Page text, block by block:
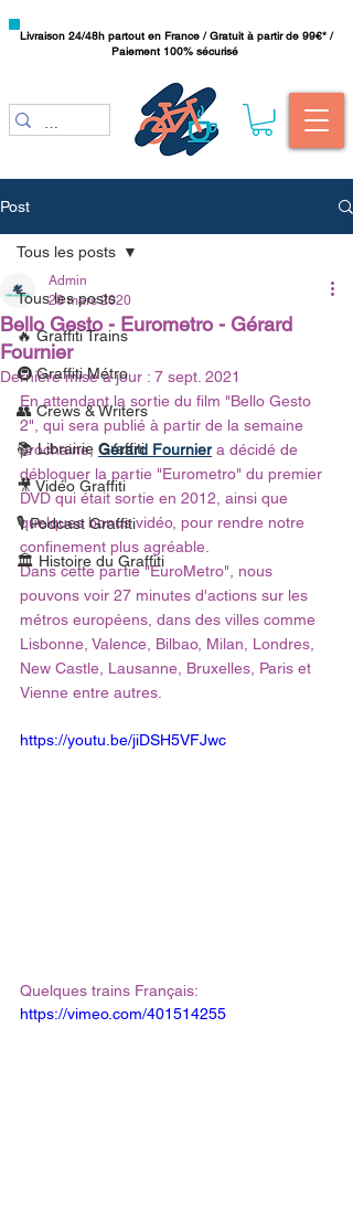
Livraison 24/48h partout en France / Gratuit à partir de 99€* /
Paiement 100% sécurisé
Post
Tous les posts
🔥 Graffiti Trains
🚇 Graffiti Métro
👥 Crews & Writers
📚 Librairie Graffiti
🎥 Vidéo Graffiti
🎙 Podcast Graffiti
🏛 Histoire du Graffiti
Tous les posts
Bello Gesto - Eurometro - Gérard
Fournier
Admin
28 mars 2020
Dernière mise à jour : 7 sept. 2021
En attendant la sortie du film "Bello Gesto
2", qui sera publié à partir de la semaine
prochaine, Gérard Fournier a décidé de
débloquer la partie "Eurometro" du premier
DVD qui était sortie en 2012, ainsi que
quelques bonus vidéo, pour rendre notre
confinement plus agréable.
Dans cette partie "EuroMetro", nous
pouvons voir 27 minutes d'actions sur les
métros européens, dans des villes comme
Lisbonne, Valence, Bilbao, Milan, Londres,
New Castle, Lausanne, Bruxelles, Paris et
Vienne entre autres.
https://youtu.be/jiDSH5VFJwc
Quelques trains Français:
https://vimeo.com/401514255